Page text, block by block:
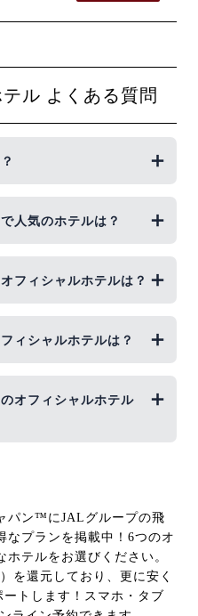
ル よくある質問
パークチケットの購入
ます。一日中パークを満
人気のホテルは？
ング！
ユニバーサル・シティ」
テル アット ユニバーサ
フィシャルホテルは？
の子供もタオルやアメニ
え、子供用の浴衣やスリ
ーサルポート」です。 客
分かれているセパレート
館内では恐竜やUSJの大
ィシャルホテルは？
テル アット ユニバーサ
がおすすめ！オシャレな
ど、記念日をお祝いして
オフィシャルホテル
レートで、お風呂は洗い
ッドガードが無料で、
貸し出しもあります。客
ー（全6か所）に電子レ
めができます。朝食ブッ
パン™にJALグループの飛
なプランを掲載中！6つのオ
テルをお選びください。
を還元しており、更に安く
トします！スマホ・タブ